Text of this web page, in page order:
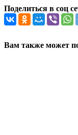
Поделиться в соц
Вам также может